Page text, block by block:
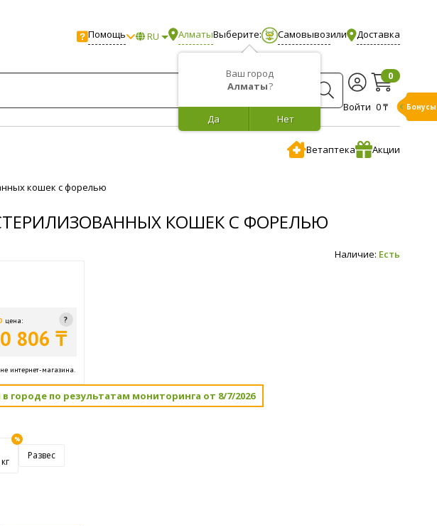
Помощь RU Алматы
Ваш город
Алматы?
Нет
Да
Выберите: Самовывозили Доставка
Войти
0
0 ₸
Ветаптека Акции
кошек с форелью
СТЕРИЛИЗОВАННЫХ КОШЕК С ФОРЕЛЬЮ
Наличие: Есть
цена:
806 ₸
интернет-магазина.
в городе по результатам мониторинга от 8/7/2026
Развес
Бонусы